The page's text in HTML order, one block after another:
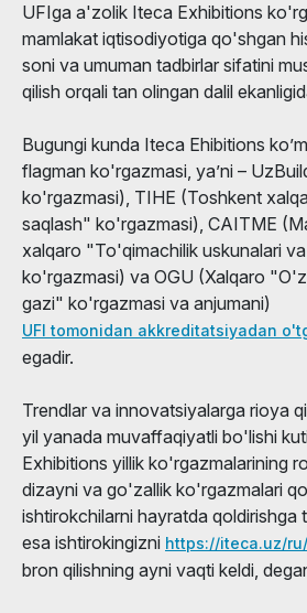
UFIga a'zolik Iteca Exhibitions
mamlakat iqtisodiyotiga qo'shgan
soni va umuman tadbirlar sifatini
qilish orqali tan olingan dalil
Bugungi kunda Iteca Ehibitions
flagman ko'rgazmasi, ya’ni –
ko'rgazmasi), TIHE (Toshkent
saqlash" ko'rgazmasi), CAITME
xalqaro "To'qimachilik uskunalari
ko'rgazmasi) va OGU (Xalqaro
gazi" ko'rgazmasi va anjumani)
UFI tomonidan akkreditatsiyadan
egadir.
Trendlar va innovatsiyalarga rioya
yil yanada muvaffaqiyatli bo'lishi
Exhibitions yillik ko'rgazmalarining
dizayni va go'zallik ko'rgazmalari
ishtirokchilarni hayratda qoldirishga
esa ishtirokingizni https://iteca.uz/
bron qilishning ayni vaqti keldi,